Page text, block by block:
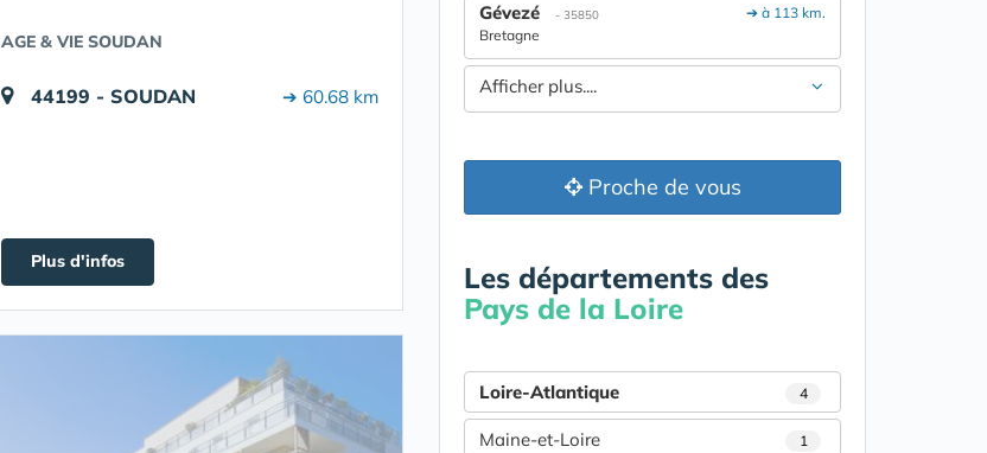
AGE & VIE SOUDAN
44199 - SOUDAN ➔ 60.68 km
Plus d'infos
➔ à 113 km.
Gévezé - 35850
Bretagne
Afficher plus....
Proche de vous
Les départements des
Pays de la Loire
Loire-Atlantique 4
Maine-et-Loire 1